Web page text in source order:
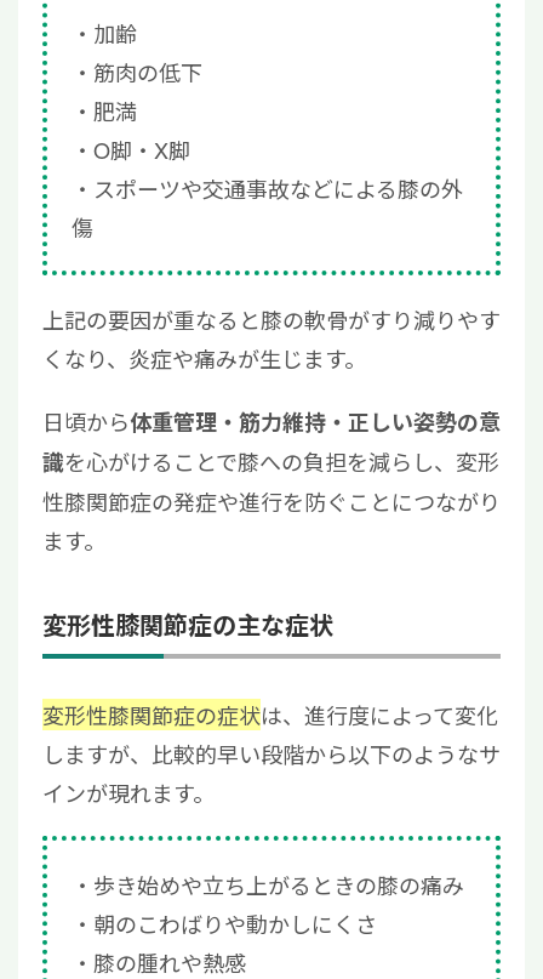
加齢
筋肉の低下
肥満
O脚・X脚
スポーツや交通事故などによる膝の外
傷
上記の要因が重なると膝の軟骨がすり減りやす
くなり、炎症や痛みが生じます。
日頃から体重管理・筋力維持・正しい姿勢の意
識を心がけることで膝への負担を減らし、変形
性膝関節症の発症や進行を防ぐことにつながり
ます。
変形性膝関節症の主な症状
変形性膝関節症の症状は、進行度によって変化
しますが、比較的早い段階から以下のようなサ
インが現れます。
歩き始めや立ち上がるときの膝の痛み
朝のこわばりや動かしにくさ
膝の腫れや熱感